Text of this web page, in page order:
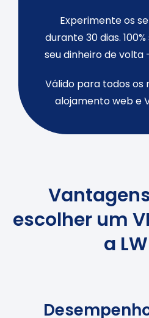
Experimente os
durante 30 dias.
seu dinheiro de volta
Válido para todos os
alojamento web e
escolher um
a